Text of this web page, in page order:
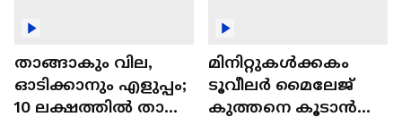
താങ്ങാകും വില,
ഓടിക്കാനും എളുപ്പം;
10 ലക്ഷത്തിൽ താഴെ
മിനിറ്റുകൾക്കകം
ടൂവീലർ മൈലേജ്
കുത്തനെ കൂടാൻ